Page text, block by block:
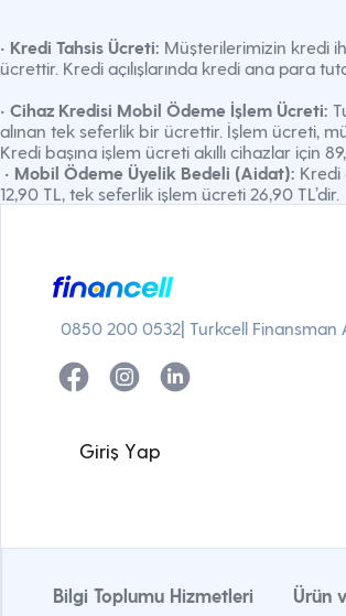
• Kredi Tahsis Ücreti: Müşterilerimizin kredi
ücrettir. Kredi açılışlarında kredi ana para
• Cihaz Kredisi Mobil Ödeme İşlem Ücreti:
alınan tek seferlik bir ücrettir. İşlem ücreti,
Kredi başına işlem ücreti akıllı cihazlar için
• Mobil Ödeme Üyelik Bedeli (Aidat): Kredi
12,90 TL, tek seferlik işlem ücreti 26,90 TL’dir.
0850 200 0532| Turkcell Finansman
Giriş Yap
Bilgi Toplumu Hizmetleri Ürün